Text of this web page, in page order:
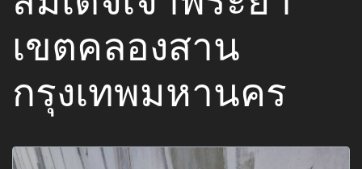
เขตคลองสาน
กรุงเทพมหานคร